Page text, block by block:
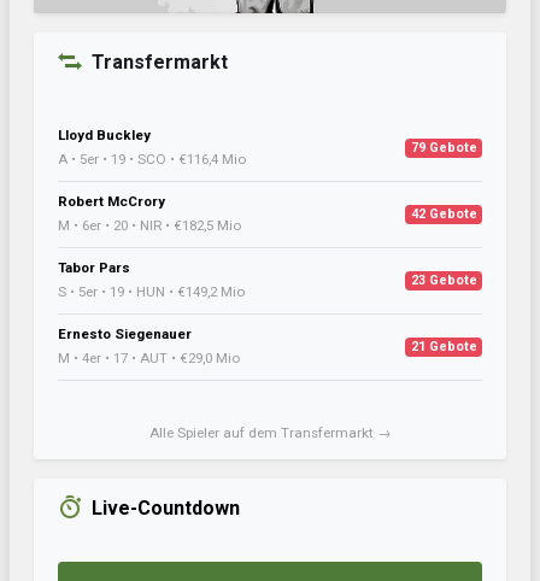
Transfermarkt
Lloyd Buckley
A • 5er • 19 • SCO • €116,4 Mio
79 Gebote
Robert McCrory
M • 6er • 20 • NIR • €182,5 Mio
42 Gebote
Tabor Pars
S • 5er • 19 • HUN • €149,2 Mio
23 Gebote
Ernesto Siegenauer
M • 4er • 17 • AUT • €29,0 Mio
21 Gebote
Alle Spieler auf dem Transfermarkt →
Live-Countdown